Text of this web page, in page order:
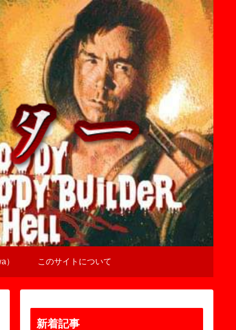
） このサイトについて
新着記事